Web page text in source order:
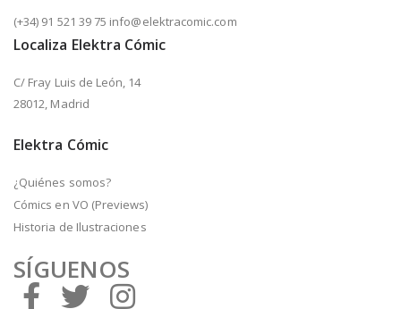
(+34) 91 521 39 75 info@elektracomic.com
Localiza Elektra Cómic
C/ Fray Luis de León, 14
28012, Madrid
Elektra Cómic
¿Quiénes somos?
Cómics en VO (Previews)
Historia de Ilustraciones
SÍGUENOS